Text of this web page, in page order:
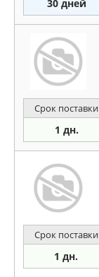
30 дней
Срок поставки
1 дн.
Срок поставки
1 дн.